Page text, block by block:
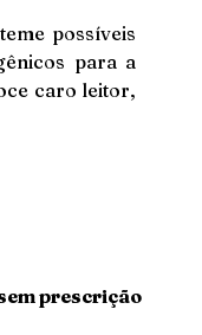
possíveis
para a
caro leitor,
prescrição